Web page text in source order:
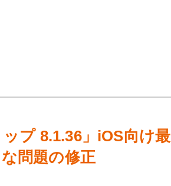
プ 8.1.36」iOS向け最
問題の修正